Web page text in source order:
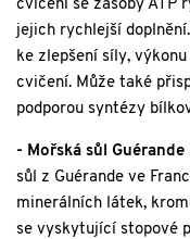
cvičení se zásoby ATP
jejich rychlejší
ke zlepšení síly,
cvičení. Může také
podporou syntézy
- Mořská sůl Guérande
sůl z Guérande ve
minerálních látek,
se vyskytující stopové